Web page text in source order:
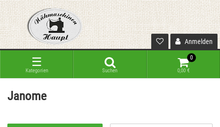
Anmelden
☰
Kategorien Suchen
0
0,00 €
Janome